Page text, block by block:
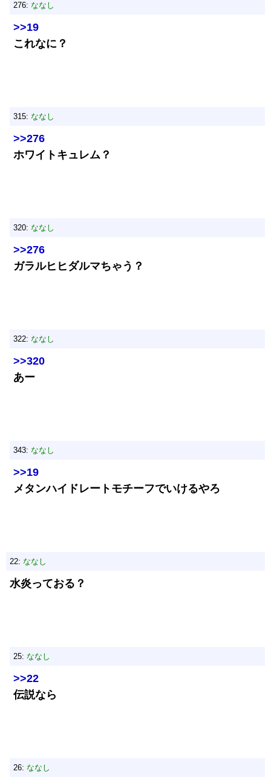
276: ななし
>>19
これなに？
315: ななし
>>276
ホワイトキュレム？
320: ななし
>>276
ガラルヒヒダルマちゃう？
322: ななし
>>320
あー
343: ななし
>>19
メタンハイドレートモチーフでいけるやろ
22: ななし
水炎っておる？
25: ななし
>>22
伝説なら
26: ななし